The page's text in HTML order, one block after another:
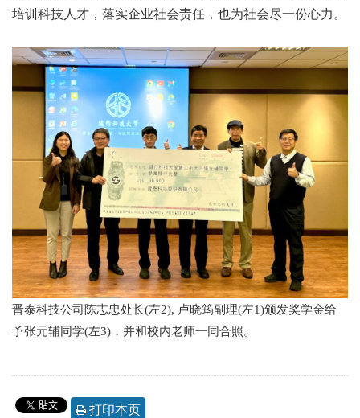
培训科技人才，落实企业社会责任，也为社会尽一份心力。
晋泰科技公司陈志忠处长(左2), 卢晓筠副理(左1)颁发奖学金给
予张元辅同学(左3)，并和校内老师一同合照。
打印本页